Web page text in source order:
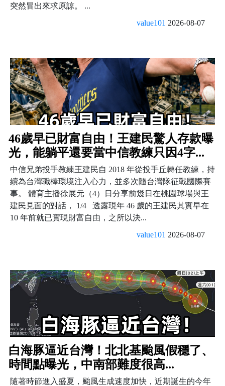
突然冒出來求原諒。 ...
value101 2026-08-07
46歲早已財富自由！王建民驚人存款曝
光，能躺平還要當中信教練只因4字...
中信兄弟投手教練王建民自 2018 年從投手丘轉任教練，持
續為台灣職棒環境注入心力，並多次隨台灣隊征戰國際賽
事。 體育主播徐展元（4）日分享前幾日在桃園球場與王
建民見面的對話， 1/4 透露現年 46 歲的王建民其實早在
10 年前就已實現財富自由，之所以決...
value101 2026-08-07
白海豚逼近台灣！北北基颱風假穩了、
時間點曝光，中南部難度很高...
隨著時節進入盛夏，颱風生成速度加快，近期誕生的今年